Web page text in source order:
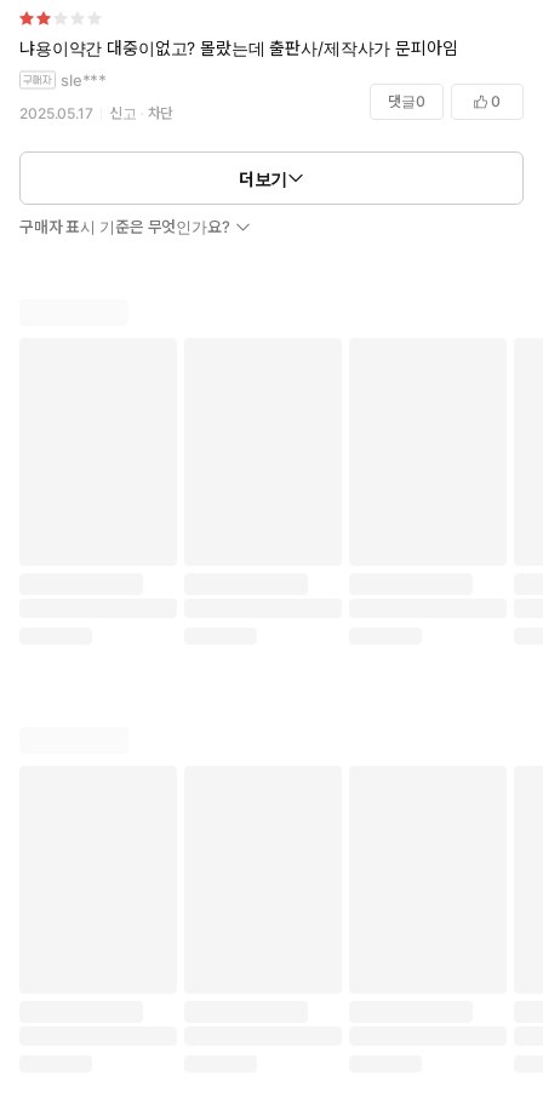
냐용이약간 대중이없고? 몰랐는데 출판사/제작사가 문피아임
sle***
2025.05.17 신고 차단
댓글0 0
더보기
구매자 표시 기준은 무엇인가요?